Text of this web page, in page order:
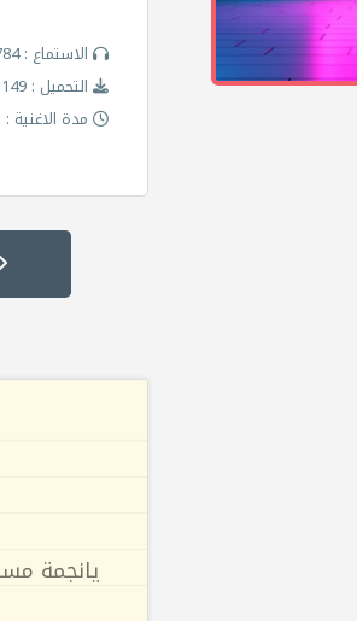
الاستماع : 2784 مرة
التحميل : 1149 مرة
مدة الاغنية : 5 دقائق 9 ثواني
يانجمة